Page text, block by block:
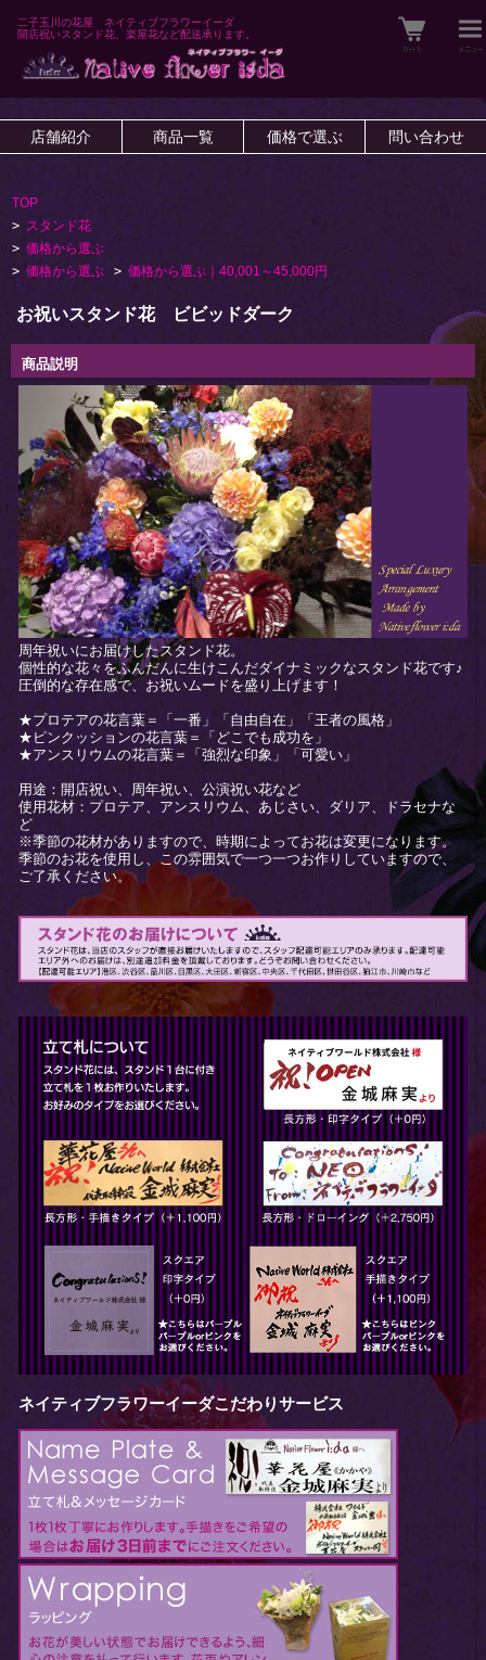
二子玉川の花屋 ネイティブフラワーイーダ
開店祝いスタンド花、楽屋花など配送承ります。
店舗紹介 商品一覧 価格で選ぶ 問い合わせ
TOP
> スタンド花
> 価格から選ぶ
> 価格から選ぶ > 価格から選ぶ｜40,001～45,000円
お祝いスタンド花 ビビッドダーク
商品説明
周年祝いにお届けしたスタンド花。
個性的な花々をふんだんに生けこんだダイナミックなスタンド花です♪
圧倒的な存在感で、お祝いムードを盛り上げます！
★プロテアの花言葉＝「一番」「自由自在」「王者の風格」
★ピンクッションの花言葉＝「どこでも成功を」
★アンスリウムの花言葉＝「強烈な印象」「可愛い」
用途：開店祝い、周年祝い、公演祝い花など
使用花材：プロテア、アンスリウム、あじさい、ダリア、ドラセナな
ど
※季節の花材がありますので、時期によってお花は変更になります。
季節のお花を使用し、この雰囲気で一つ一つお作りしていますので、
ご了承ください。
ネイティブフラワーイーダこだわりサービス